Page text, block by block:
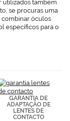
utilizados também
se procuras uma
combinar óculos
específicos para o
GARANTIA DE
ADAPTAÇÃO DE
LENTES DE
CONTACTO